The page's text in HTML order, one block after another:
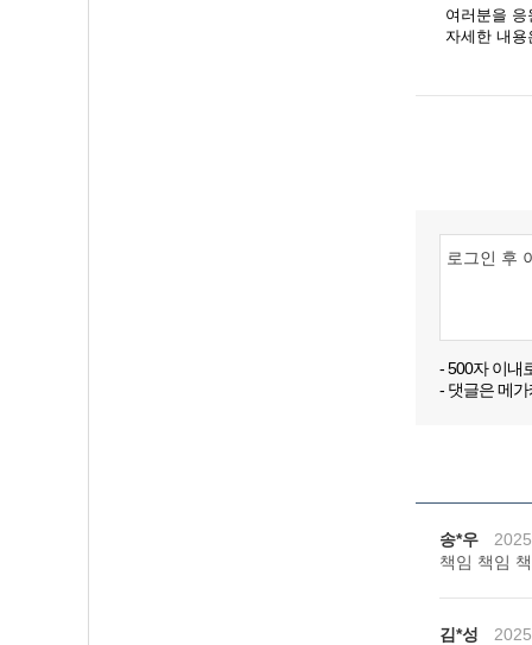
여러분을
자세한 내
- 500자 이내
- 댓글은 메
송*우
책임 책임
김*성